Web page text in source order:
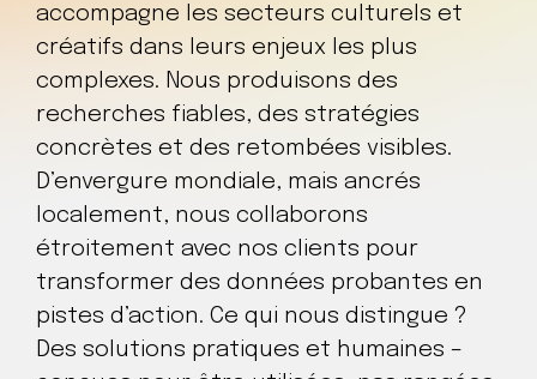
accompagne les secteurs culturels et
créatifs dans leurs enjeux les plus
complexes. Nous produisons des
recherches fiables, des stratégies
concrètes et des retombées visibles.
D’envergure mondiale, mais ancrés
localement, nous collaborons
étroitement avec nos clients pour
transformer des données probantes en
pistes d’action. Ce qui nous distingue ?
Des solutions pratiques et humaines –